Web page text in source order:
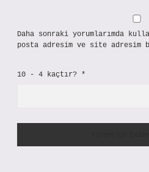
Daha sonraki yorumlarımda
posta adresim ve site adresim
10 - 4 kaçtır? *